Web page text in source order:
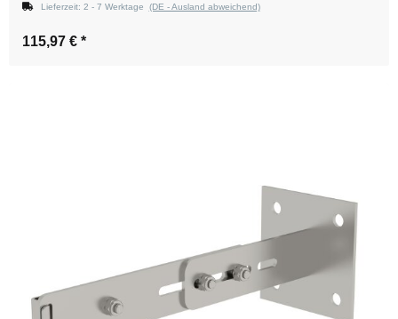
Lieferzeit: 2 - 7 Werktage (DE - Ausland abweichend)
115,97 € *